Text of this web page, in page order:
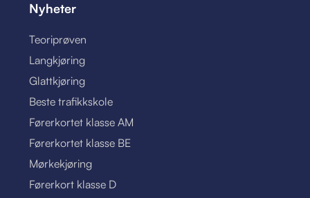
Nyheter
Teoriprøven
Langkjøring
Glattkjøring
Beste trafikkskole
Førerkortet klasse AM
Førerkortet klasse BE
Mørkekjøring
Førerkort klasse D